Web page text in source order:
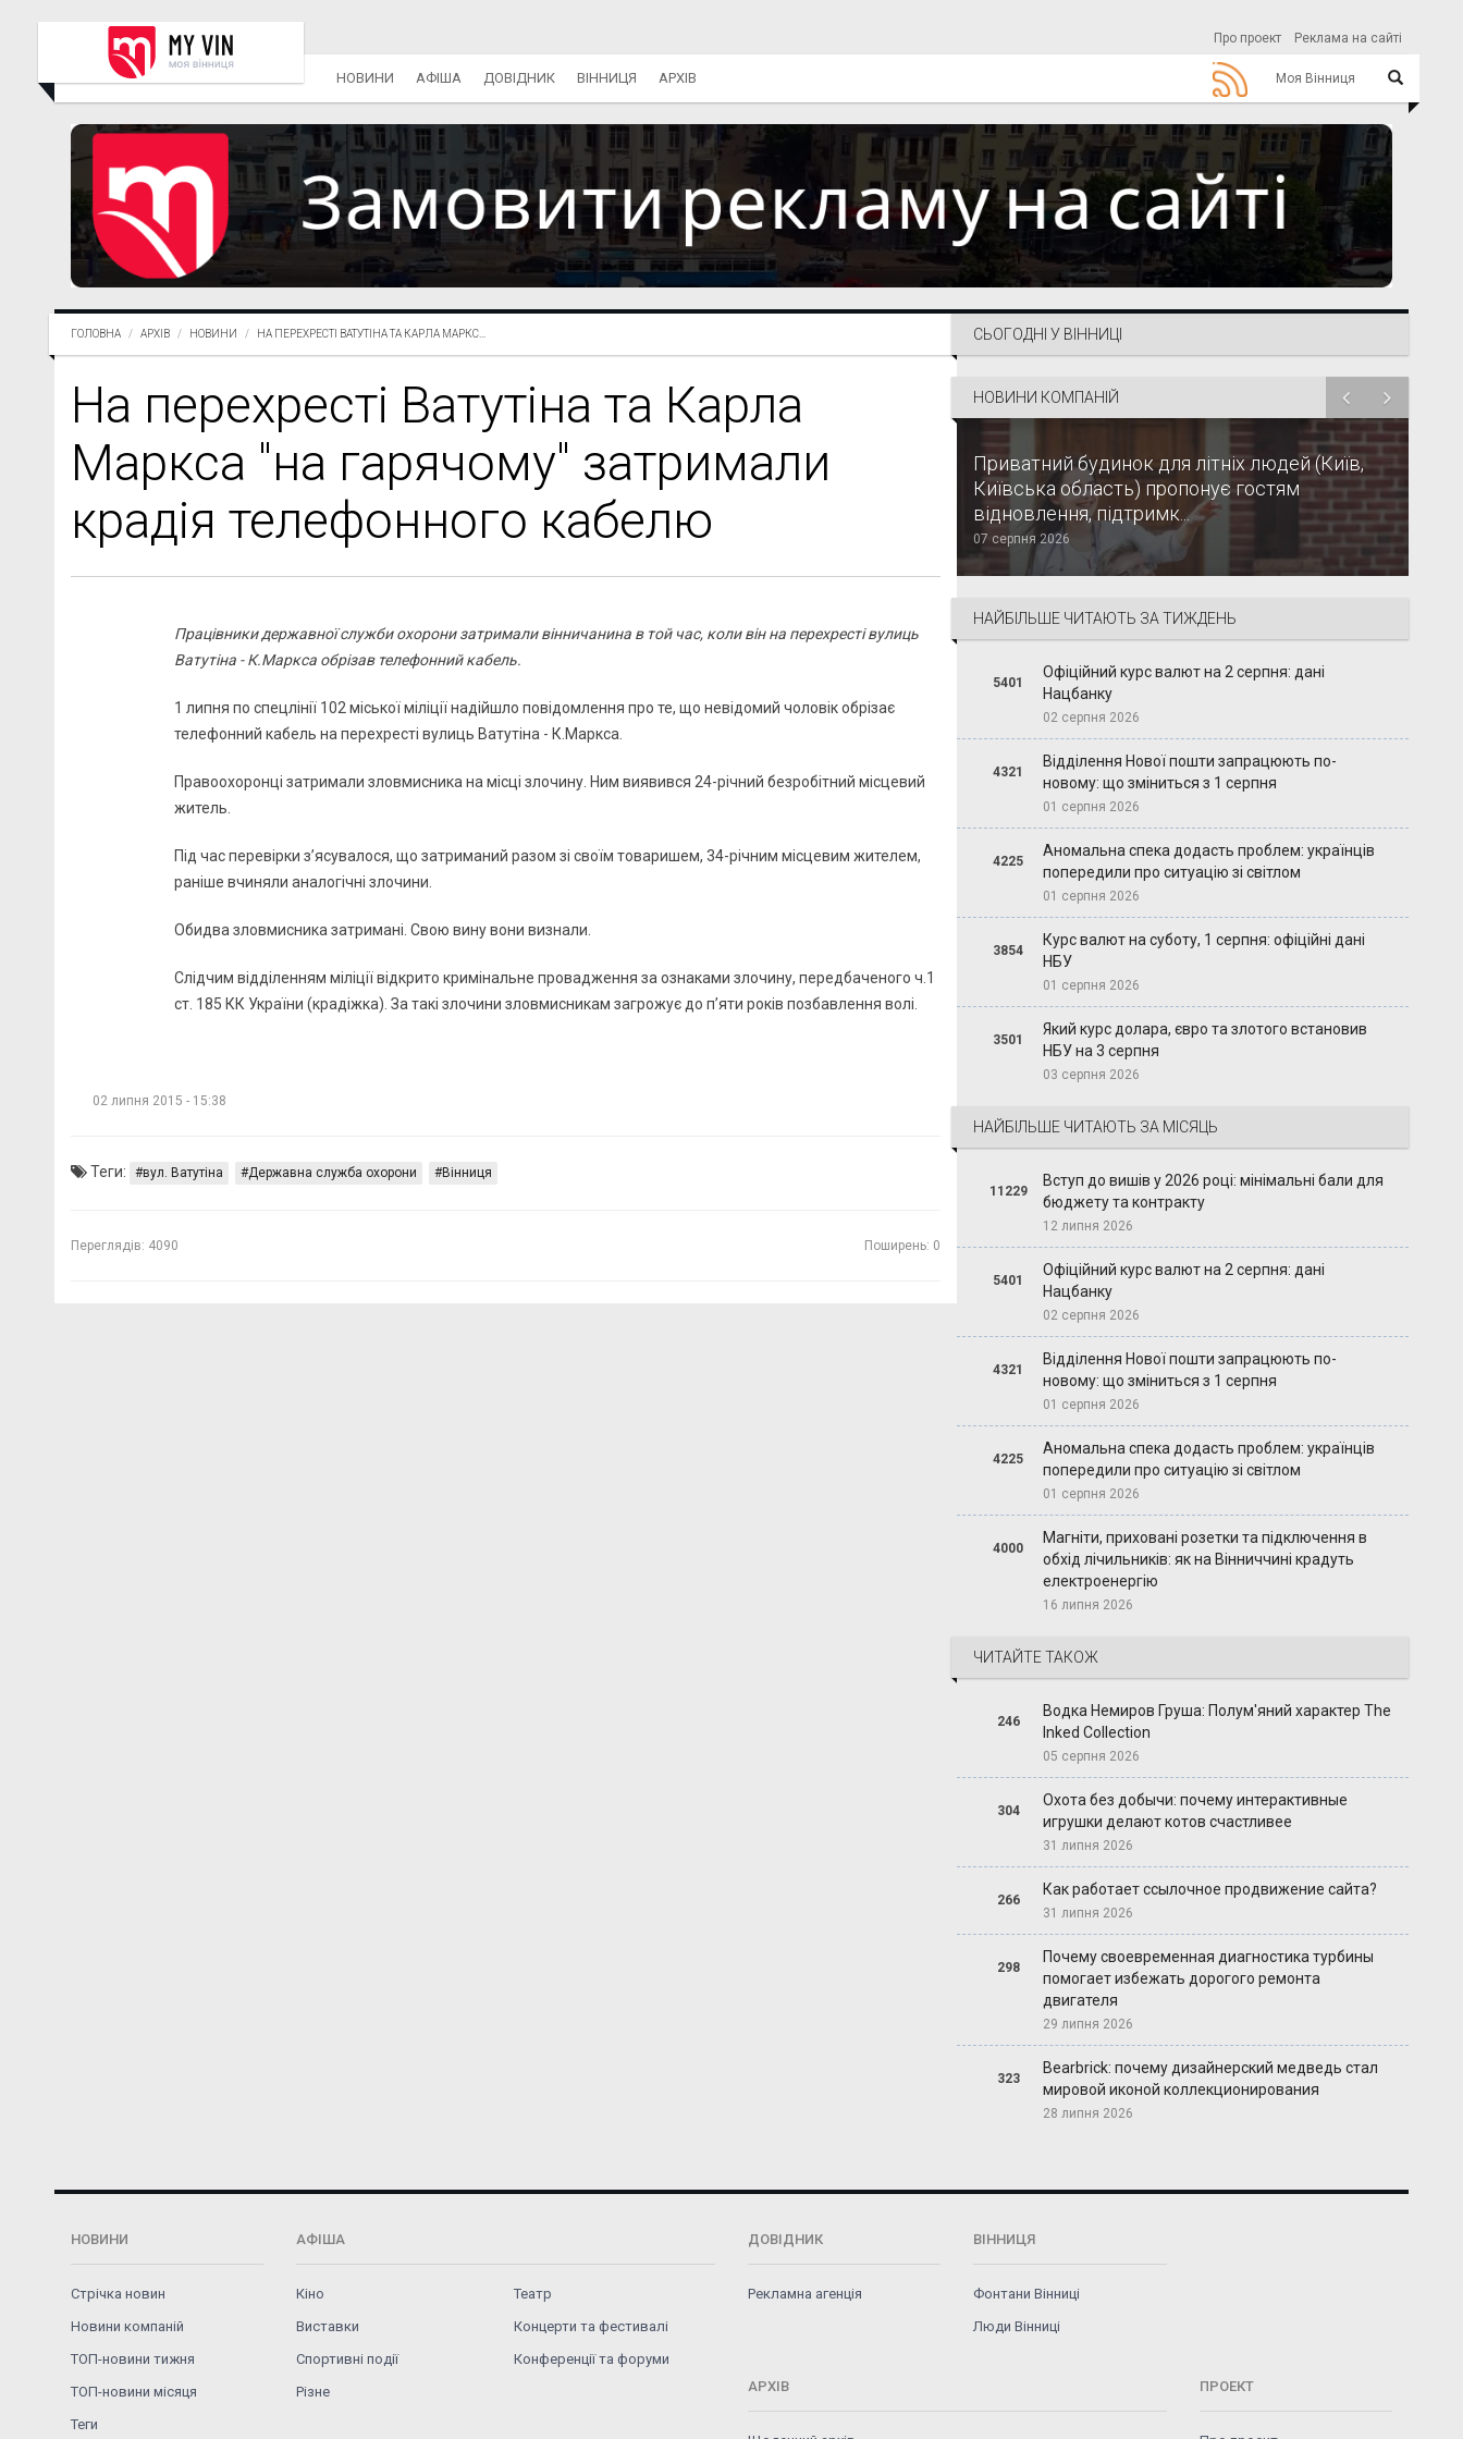
Про проект Реклама на сайті
Моя Вінниця
НОВИНИ АФІША ДОВІДНИК ВІННИЦЯ АРХІВ
ГОЛОВНА АРХІВ НОВИНИ НА ПЕРЕХРЕСТІ ВАТУТІНА ТА КАРЛА МАРКС...
На перехресті Ватутіна та Карла
Маркса "на гарячому" затримали
крадія телефонного кабелю
Працівники державної служби охорони затримали вінничанина в той час, коли він на перехресті вулиць
Ватутіна - К.Маркса обрізав телефонний кабель.
1 липня по спецлінії 102 міської міліції надійшло повідомлення про те, що невідомий чоловік обрізає
телефонний кабель на перехресті вулиць Ватутіна - К.Маркса.
Правоохоронці затримали зловмисника на місці злочину. Ним виявився 24-річний безробітний місцевий
житель.
Під час перевірки з’ясувалося, що затриманий разом зі своїм товаришем, 34-річним місцевим жителем,
раніше вчиняли аналогічні злочини.
Обидва зловмисника затримані. Свою вину вони визнали.
Слідчим відділенням міліції відкрито кримінальне провадження за ознаками злочину, передбаченого ч.1
ст. 185 КК України (крадіжка). За такі злочини зловмисникам загрожує до п’яти років позбавлення волі.
02 липня 2015 - 15:38
Теги: вул. Ватутіна Державна служба охорони Вінниця
Переглядів: 4090 Поширень: 0
СЬОГОДНІ У ВІННИЦІ
НОВИНИ КОМПАНІЙ
Приватний будинок для літніх людей (Київ,
Київська область) пропонує гостям
відновлення, підтримк...
07 серпня 2026
НАЙБІЛЬШЕ ЧИТАЮТЬ ЗА ТИЖДЕНЬ
5401
Офіційний курс валют на 2 серпня: дані
Нацбанку
02 серпня 2026
4321
Відділення Нової пошти запрацюють по-
новому: що зміниться з 1 серпня
01 серпня 2026
4225
Аномальна спека додасть проблем: українців
попередили про ситуацію зі світлом
01 серпня 2026
3854
Курс валют на суботу, 1 серпня: офіційні дані
НБУ
01 серпня 2026
3501
Який курс долара, євро та злотого встановив
НБУ на 3 серпня
03 серпня 2026
НАЙБІЛЬШЕ ЧИТАЮТЬ ЗА МІСЯЦЬ
11229
Вступ до вишів у 2026 році: мінімальні бали для
бюджету та контракту
12 липня 2026
5401
Офіційний курс валют на 2 серпня: дані
Нацбанку
02 серпня 2026
4321
Відділення Нової пошти запрацюють по-
новому: що зміниться з 1 серпня
01 серпня 2026
4225
Аномальна спека додасть проблем: українців
попередили про ситуацію зі світлом
01 серпня 2026
4000
Магніти, приховані розетки та підключення в
обхід лічильників: як на Вінниччині крадуть
електроенергію
16 липня 2026
ЧИТАЙТЕ ТАКОЖ
246
Водка Немиров Груша: Полум'яний характер The
Inked Collection
05 серпня 2026
304
Охота без добычи: почему интерактивные
игрушки делают котов счастливее
31 липня 2026
266
Как работает ссылочное продвижение сайта?
31 липня 2026
298
Почему своевременная диагностика турбины
помогает избежать дорогого ремонта
двигателя
29 липня 2026
323
Bearbrick: почему дизайнерский медведь стал
мировой иконой коллекционирования
28 липня 2026
НОВИНИ
Стрічка новин
Новини компаній
ТОП-новини тижня
ТОП-новини місяця
Теги
АФІША
Кіно
Театр
Виставки
Концерти та фестивалі
Спортивні події
Конференції та форуми
Різне
ДОВІДНИК
Рекламна агенція
ВІННИЦЯ
Фонтани Вінниці
Люди Вінниці
АРХІВ ПРОЕКТ